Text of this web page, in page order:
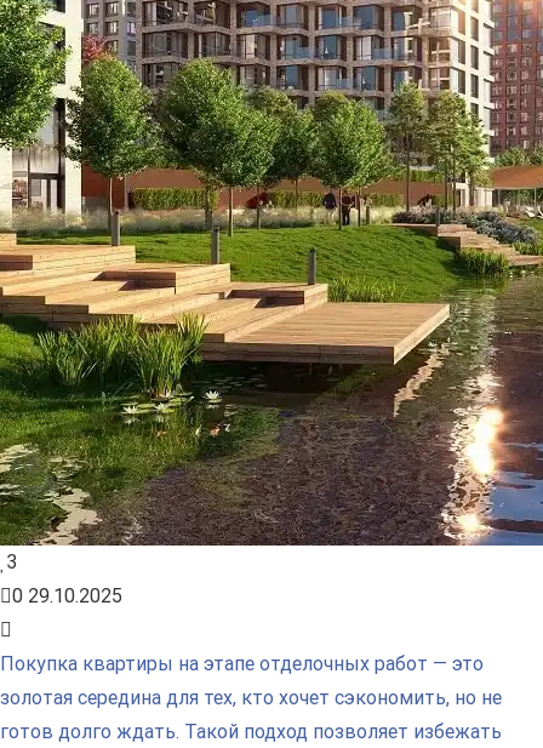
3
0 29.10.2025
Покупка квартиры на этапе отделочных работ — это
золотая середина для тех, кто хочет сэкономить, но не
готов долго ждать. Такой подход позволяет избежать